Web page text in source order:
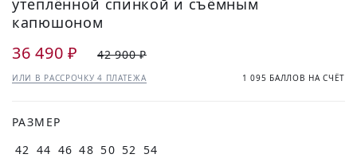
капюшоном
36 490 ₽ 42 900 ₽
ИЛИ В РАССРОЧКУ 4 ПЛАТЕЖА 1 095 БАЛЛОВ НА СЧЁТ
РАЗМЕР
42 44 46 48 50 52 54